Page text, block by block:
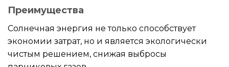
Преимущества
Солнечная энергия не только способствует
экономии затрат, но и является экологически
чистым решением, снижая выбросы